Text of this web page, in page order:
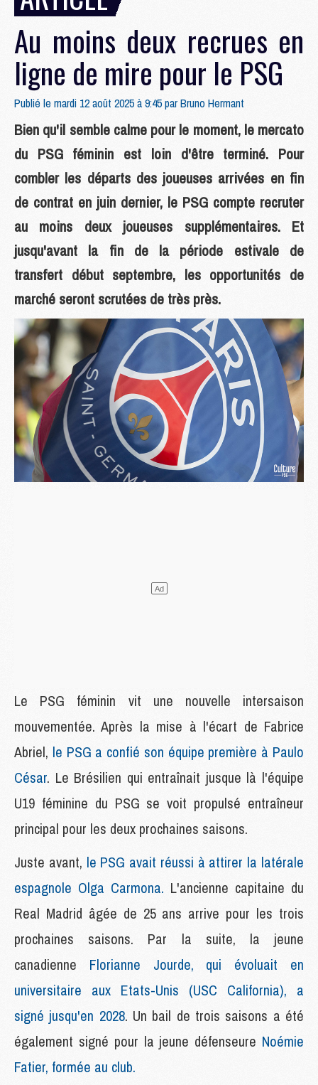
Au moins deux recrues en
ligne de mire pour le PSG
Publié le mardi 12 août 2025 à 9:45 parBruno Hermant
Bien qu'il semble calme pour le moment, le mercato
du PSG féminin est loin d'être terminé. Pour
combler les départs des joueuses arrivées en fin
de contrat en juin dernier, le PSG compte recruter
au moins deux joueuses supplémentaires. Et
jusqu'avant la fin de la période estivale de
transfert début septembre, les opportunités de
marché seront scrutées de très près.
Le PSG féminin vit une nouvelle intersaison
mouvementée. Après la mise à l'écart de Fabrice
Abriel, le PSG a confié son équipe première à Paulo
César. Le Brésilien qui entraînait jusque là l'équipe
U19 féminine du PSG se voit propulsé entraîneur
principal pour les deux prochaines saisons.
Juste avant, le PSG avait réussi à attirer la latérale
espagnole Olga Carmona. L'ancienne capitaine du
Real Madrid âgée de 25 ans arrive pour les trois
prochaines saisons. Par la suite, la jeune
canadienne Florianne Jourde, qui évoluait en
universitaire aux Etats-Unis (USC California), a
signé jusqu'en 2028. Un bail de trois saisons a été
également signé pour la jeune défenseure Noémie
Fatier, formée au club.